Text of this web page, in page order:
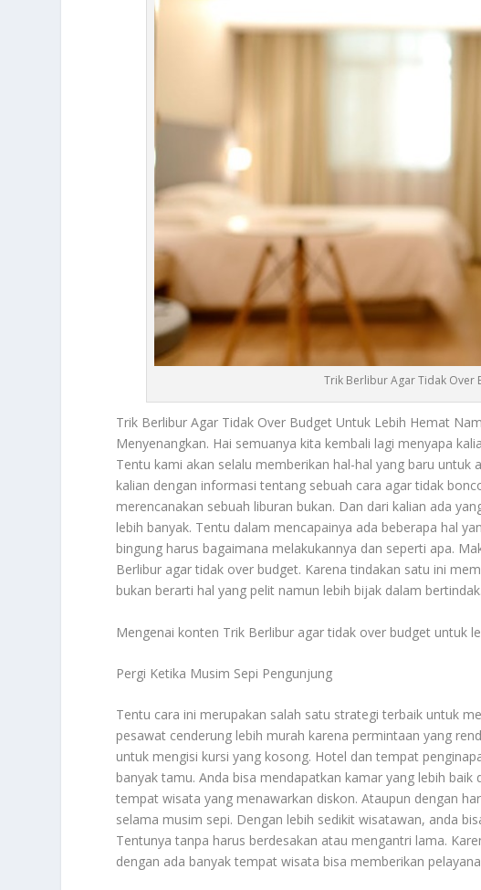
Trik Berlibur Agar Tidak Over
Trik Berlibur Agar Tidak Over Budget Untuk Lebih Hemat
Menyenangkan. Hai semuanya kita kembali lagi menyapa
Tentu kami akan selalu memberikan hal-hal yang baru
kalian dengan informasi tentang sebuah cara agar tidak
merencanakan sebuah liburan bukan. Dan dari kalian ada
lebih banyak. Tentu dalam mencapainya ada beberapa hal
bingung harus bagaimana melakukannya dan seperti apa.
Berlibur agar tidak over budget. Karena tindakan satu ini
bukan berarti hal yang pelit namun lebih bijak dalam
Mengenai konten Trik Berlibur agar tidak over budget untuk
Pergi Ketika Musim Sepi Pengunjung
Tentu cara ini merupakan salah satu strategi terbaik untuk
pesawat cenderung lebih murah karena permintaan yang
untuk mengisi kursi yang kosong. Hotel dan tempat
banyak tamu. Anda bisa mendapatkan kamar yang lebih
tempat wisata yang menawarkan diskon. Ataupun dengan
selama musim sepi. Dengan lebih sedikit wisatawan, anda
Tentunya tanpa harus berdesakan atau mengantri lama.
dengan ada banyak tempat wisata bisa memberikan